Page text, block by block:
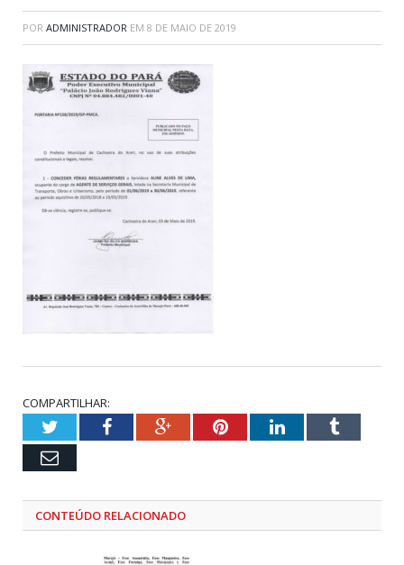
POR ADMINISTRADOR EM 8 DE MAIO DE 2019
COMPARTILHAR:
TwitterFacebookGoogle+PinterestLinkedInTumblr
Email
CONTEÚDO RELACIONADO